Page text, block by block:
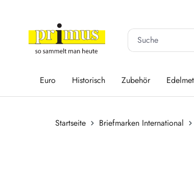
Euro Historisch Zubehör
Startseite Briefmarken International